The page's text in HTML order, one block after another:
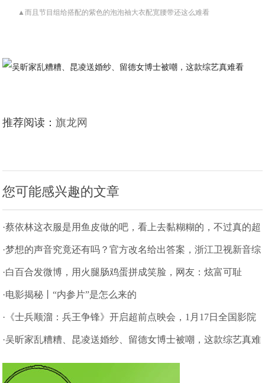
▲而且节目组给搭配的紫色的泡泡袖大衣配宽腰带还这么难看
推荐阅读：旗龙网
您可能感兴趣的文章
·蔡依林这衣服是用鱼皮做的吧，看上去黏糊糊的，不过真的超
显瘦！
·梦想的声音究竟还有吗？官方改名给出答案，浙江卫视新音综
将上线
·白百合发微博，用火腿肠鸡蛋拼成笑脸，网友：炫富可耻
·电影揭秘丨“内参片”是怎么来的
·《士兵顺溜：兵王争锋》开启超前点映会，1月17日全国影院
不见不散
·吴昕家乱糟糟、昆凌送婚纱、留德女博士被嘲，这款综艺真难
看